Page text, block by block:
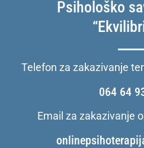
Psihološko
Telefon za zakazivanje
064 64
Email za zakazivanje